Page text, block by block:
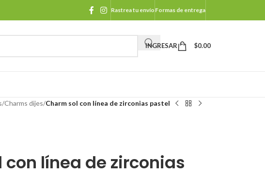
Rastrea tu envío Formas de entrega
INGRESAR $0.00
/Charms dijes/Charm sol con línea de zirconias pastel
con línea de zirconias